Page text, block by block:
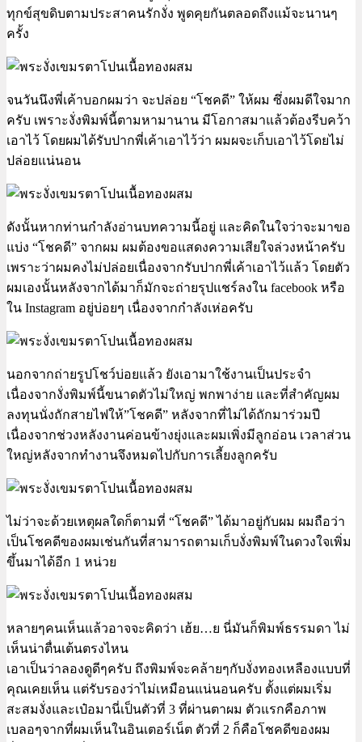
ทุกข์สุขดิบตามประสาคนรักงั่ง พูดคุยกันตลอดถึงแม้จะนานๆ
ครั้ง
จนวันนึงพี่เค้าบอกผมว่า จะปล่อย “โชคดี” ให้ผม ซึ่งผมดีใจมาก
ครับ เพราะงั่งพิมพ์นี้ตามหามานาน มีโอกาสมาแล้วต้องรีบคว้า
เอาไว้ โดยผมได้รับปากพี่เค้าเอาไว้ว่า ผมผจะเก็บเอาไว้โดยไม่
ปล่อยแน่นอน
ดังนั้นหากท่านกำลังอ่านบทความนี้อยู่ และคิดในใจว่าจะมาขอ
แบ่ง “โชคดี” จากผม ผมต้องขอแสดงความเสียใจล่วงหน้าครับ
เพราะว่าผมคงไม่ปล่อยเนื่องจากรับปากพี่เค้าเอาไว้แล้ว โดยตัว
ผมเองนั้นหลังจากได้มาก็มักจะถ่ายรุปแชร์ลงใน facebook หรือ
ใน Instagram อยู่บ่อยๆ เนื่องจากกำลังเห่อครับ
นอกจากถ่ายรูปโชว์บ่อยแล้ว ยังเอามาใช้งานเป็นประจำ
เนื่องจากงั่งพิมพ์นี้ขนาดตัวไม่ใหญ่ พกพาง่าย และที่สำคัญผม
ลงทุนนั่งถักสายไฟให้”โชคดี” หลังจากที่ไม่ได้ถักมาร่วมปี
เนื่องจากช่วงหลังงานค่อนข้างยุ่งและผมเพิ่งมีลูกอ่อน เวลาส่วน
ใหญ่หลังจากทำงานจึงหมดไปกับการเลี้ยงลูกครับ
ไม่ว่าจะด้วยเหตุผลใดก็ตามที่ “โชคดี” ได้มาอยู่กับผม ผมถือว่า
เป็นโชคดีของผมเช่นกันที่สามารถตามเก็บงั่งพิมพ์ในดวงใจเพิ่ม
ขึ้นมาได้อีก 1 หน่วย
หลายๆคนเห็นแล้วอาจจะคิดว่า เฮ้ย…ย นี่มันก็พิมพ์ธรรมดา ไม่
เห็นน่าตื่นเต้นตรงไหน
เอาเป็นว่าลองดูดีๆครับ ถึงพิมพ์จะคล้ายๆกับงั่งทองเหลืองแบบที่
คุณเคยเห็น แต่รับรองว่าไม่เหมือนแน่นอนครับ ตั้งแต่ผมเริ่ม
สะสมงั่งและเป๋อมานี่เป็นตัวที่ 3 ที่ผ่านตาผม ตัวแรกคือภาพ
เบลอๆจากที่ผมเห็นในอินเตอร์เน็ต ตัวที่ 2 ก็คือโชคดีของผม